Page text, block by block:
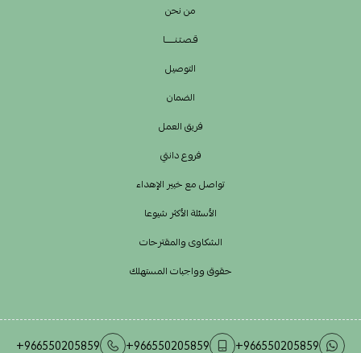
من نحن
قـصـتـنــــــا
التوصيل
الضمان
فريق العمل
فروع دانتي
تواصل مع خبير الإهداء
الأسئلة الأكثر شيوعا
الشكاوى والمقترحات
حقوق وواجبات المستهلك
+966550205859
+966550205859
+966550205859